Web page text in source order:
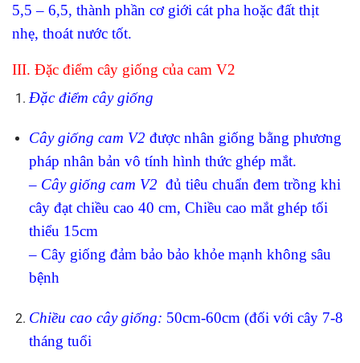
5,5 – 6,5, thành phần cơ giới cát pha hoặc đất thịt
nhẹ, thoát nước tốt.
III. Đặc điểm cây giống của cam V2
Đặc điểm cây giống
Cây giống cam V2 được nhân giống bằng phương
pháp nhân bản vô tính hình thức ghép mắt.
– Cây giống cam V2 đủ tiêu chuẩn đem trồng khi
cây đạt chiều cao 40 cm, Chiều cao mắt ghép tối
thiểu 15cm
– Cây giống đảm bảo bảo khỏe mạnh không sâu
bệnh
Chiều cao cây giống: 50cm-60cm (đối với cây 7-8
tháng tuổi